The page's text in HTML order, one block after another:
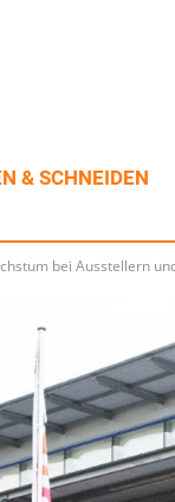
& SCHNEIDEN
bei Ausstellern